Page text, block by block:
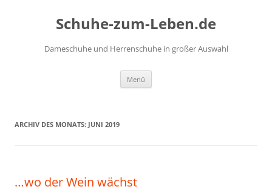
Schuhe-zum-Leben.de
Dameschuhe und Herrenschuhe in großer Auswahl
Menü
ARCHIV DES MONATS: JUNI 2019
…wo der Wein wächst